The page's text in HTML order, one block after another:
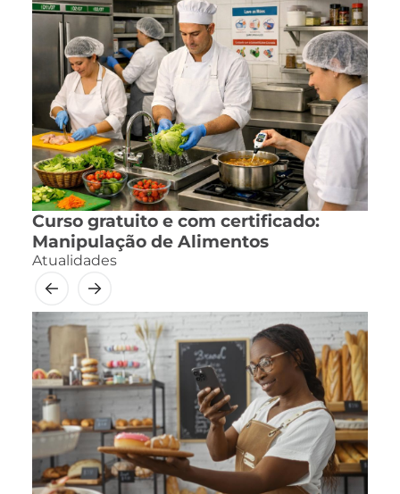
Curso gratuito e com certificado:
Manipulação de Alimentos
Atualidades